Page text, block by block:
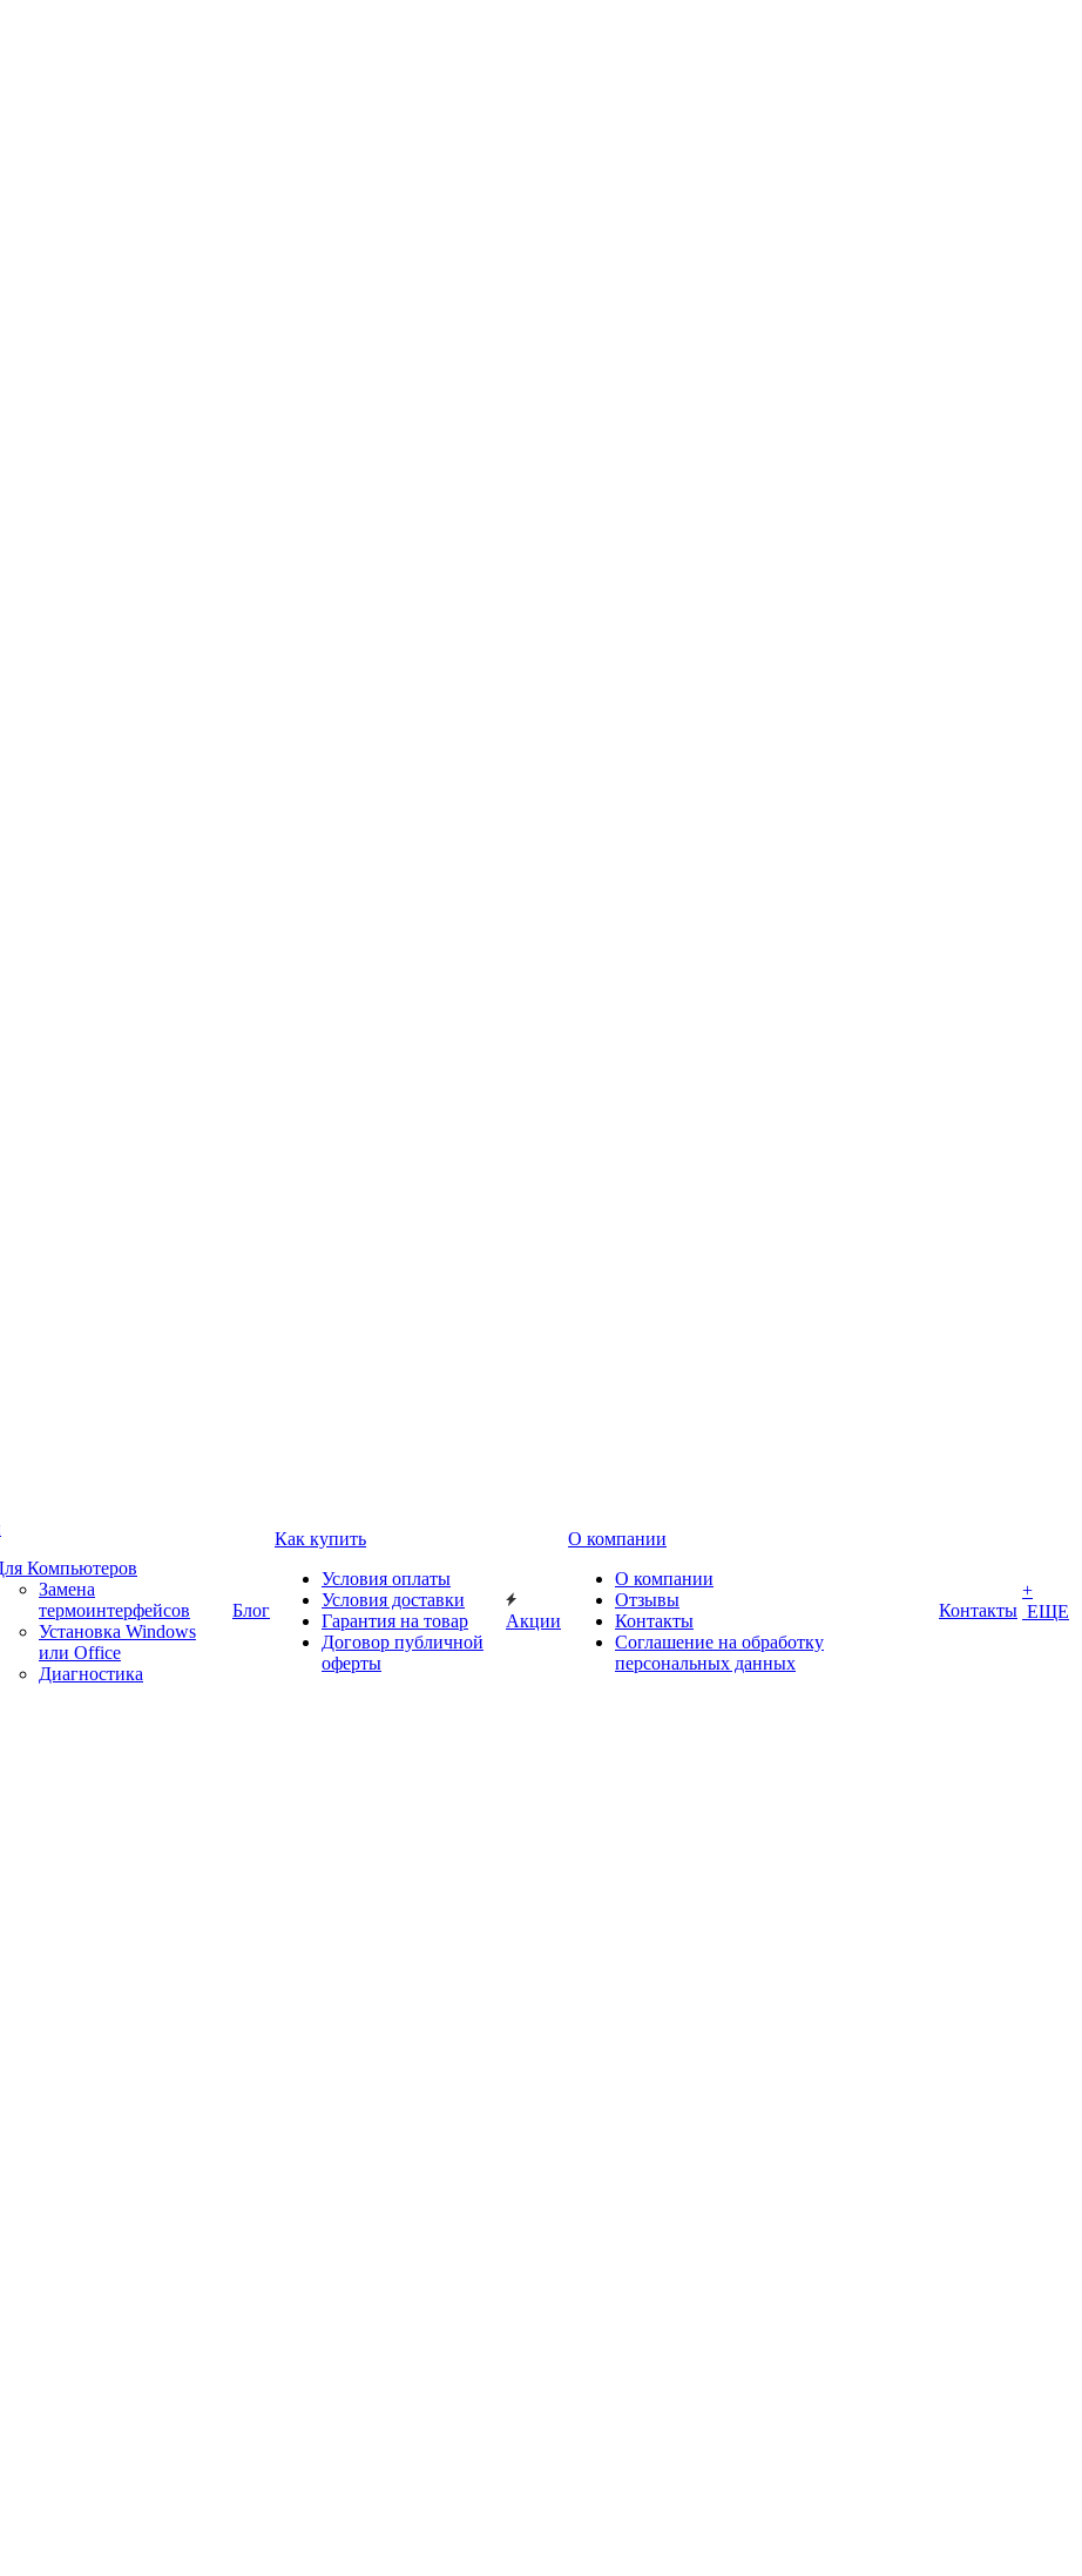
Компьютеров
Замена
термоинтерфейсов
Установка Windows
или Office
Диагностика
Блог
Как купить
Условия оплаты
Условия доставки
Гарантия на товар
Договор публичной
оферты
Акции
О компании
О компании
Отзывы
Контакты
Соглашение на обработку
персональных данных
Контакты
+
ЕЩЕ